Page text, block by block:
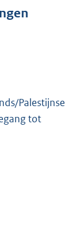
Palestijnse
tot